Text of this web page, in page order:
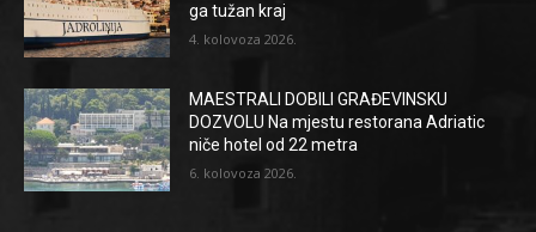
ga tužan kraj
4. kolovoza 2026.
MAESTRALI DOBILI GRAĐEVINSKU
DOZVOLU Na mjestu restorana Adriatic
niče hotel od 22 metra
6. kolovoza 2026.